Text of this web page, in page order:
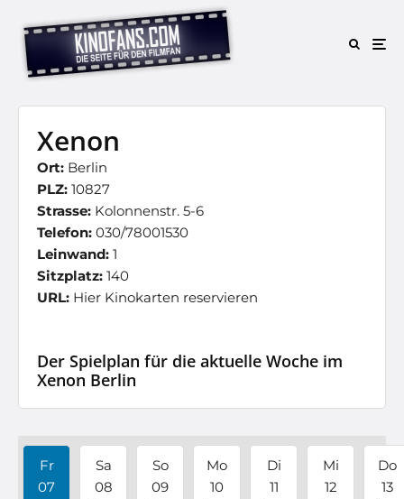
Xenon
Ort: Berlin
PLZ: 10827
Strasse: Kolonnenstr. 5-6
Telefon: 030/78001530
Leinwand: 1
Sitzplatz: 140
URL: Hier Kinokarten reservieren
Der Spielplan für die aktuelle Woche im
Xenon Berlin
Fr
07
Sa
08
So
09
Mo
10
Di
11
Mi
12
Do
13